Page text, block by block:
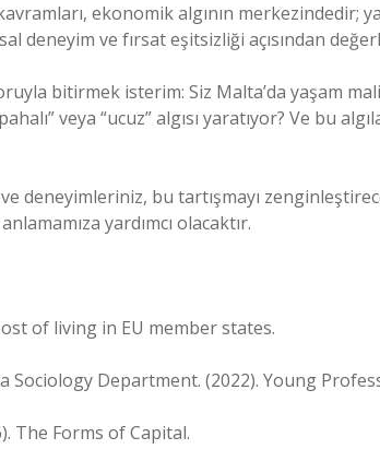
ekonomik algının merkezindedir;
deneyim ve fırsat eşitsizliği açısından
bitirmek isterim: Siz Malta’da yaşam
veya “ucuz” algısı yaratıyor? Ve bu
deneyimleriniz, bu tartışmayı
yardımcı olacaktır.
of living in EU member states.
Sociology Department. (2022). Young
The Forms of Capital.